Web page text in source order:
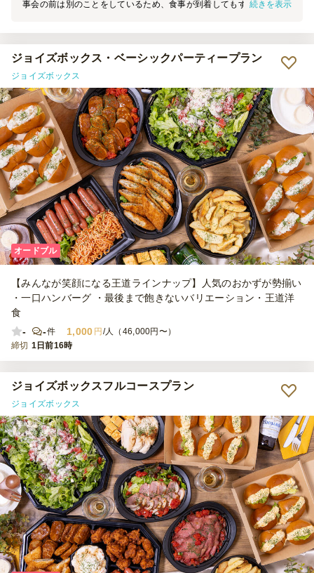
事会の前は別のことをしているため、食事が到着してもすぐに食べる
続きを表示
ジョイズボックス・ベーシックパーティープラン
ジョイズボックス
オードブル
【みんなが笑顔になる王道ラインナップ】人気のおかずが勢揃い
・一口ハンバーグ ・最後まで飽きないバリエーション・王道洋
食
-
-件 1,000 円 /人（46,000円〜）
締切 1日前16時
ジョイズボックスフルコースプラン
ジョイズボックス